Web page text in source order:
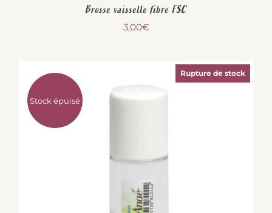
Brosse vaisselle fibre FSC
3,00€
Stock épuisé
Rupture de stock